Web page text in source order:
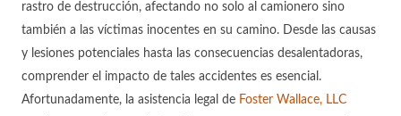
rastro de destrucción, afectando no solo al camionero sino
también a las víctimas inocentes en su camino. Desde las causas
y lesiones potenciales hasta las consecuencias desalentadoras,
comprender el impacto de tales accidentes es esencial.
Afortunadamente, la asistencia legal de Foster Wallace, LLC